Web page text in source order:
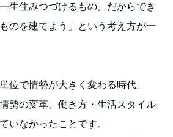
生住みつづけるもの。だからでき
のを建てよう」という考え方が一
位で情勢が大きく変わる時代。
勢の変革、働き方・生活スタイル
いなかったことです。